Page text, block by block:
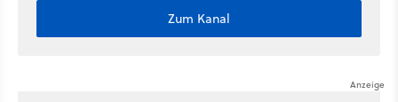
Zum Kanal